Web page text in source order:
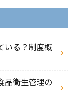
いる？制度概
品衛生管理の